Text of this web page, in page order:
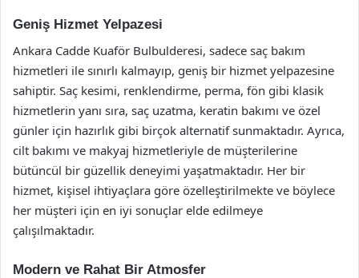
Geniş Hizmet Yelpazesi
Ankara Cadde Kuaför Bulbulderesi, sadece saç bakım
hizmetleri ile sınırlı kalmayıp, geniş bir hizmet yelpazesine
sahiptir. Saç kesimi, renklendirme, perma, fön gibi klasik
hizmetlerin yanı sıra, saç uzatma, keratin bakımı ve özel
günler için hazırlık gibi birçok alternatif sunmaktadır. Ayrıca,
cilt bakımı ve makyaj hizmetleriyle de müşterilerine
bütüncül bir güzellik deneyimi yaşatmaktadır. Her bir
hizmet, kişisel ihtiyaçlara göre özelleştirilmekte ve böylece
her müşteri için en iyi sonuçlar elde edilmeye
çalışılmaktadır.
Modern ve Rahat Bir Atmosfer